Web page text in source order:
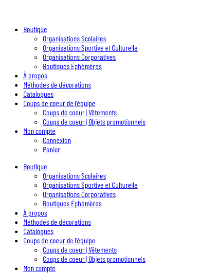
Boutique
Organisations Scolaires
Organisations Sportive et Culturelle
Organisations Corporatives
Boutiques Éphémères
À propos
Méthodes de décorations
Catalogues
Coups de coeur de l’équipe
Coups de coeur | Vêtements
Coups de coeur | Objets promotionnels
Mon compte
Connexion
Panier
Boutique
Organisations Scolaires
Organisations Sportive et Culturelle
Organisations Corporatives
Boutiques Éphémères
À propos
Méthodes de décorations
Catalogues
Coups de coeur de l’équipe
Coups de coeur | Vêtements
Coups de coeur | Objets promotionnels
Mon compte